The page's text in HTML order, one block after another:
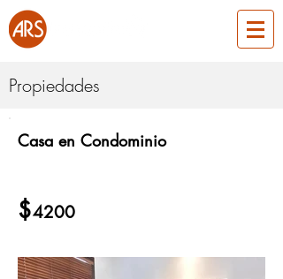
Propiedades
Casa en Condominio
$4200